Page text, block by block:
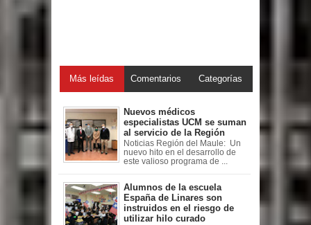
Más leídas Comentarios Categorías
Nuevos médicos
especialistas UCM se suman
al servicio de la Región
Noticias Región del Maule: Un
nuevo hito en el desarrollo de
este valioso programa de ...
Alumnos de la escuela
España de Linares son
instruidos en el riesgo de
utilizar hilo curado